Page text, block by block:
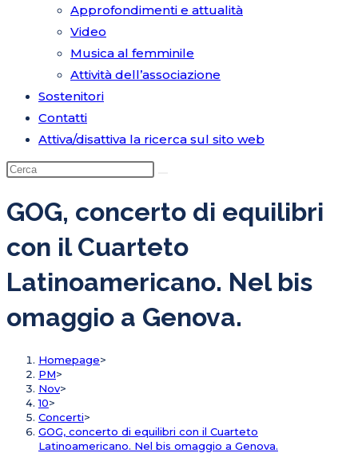
Approfondimenti e attualità
Video
Musica al femminile
Attività dell’associazione
Sostenitori
Contatti
Attiva/disattiva la ricerca sul sito web
GOG, concerto di equilibri
con il Cuarteto
Latinoamericano. Nel bis
omaggio a Genova.
Homepage>
PM>
Nov>
10>
Concerti>
GOG, concerto di equilibri con il Cuarteto
Latinoamericano. Nel bis omaggio a Genova.